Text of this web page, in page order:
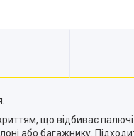
що відбиває
або багажнику.